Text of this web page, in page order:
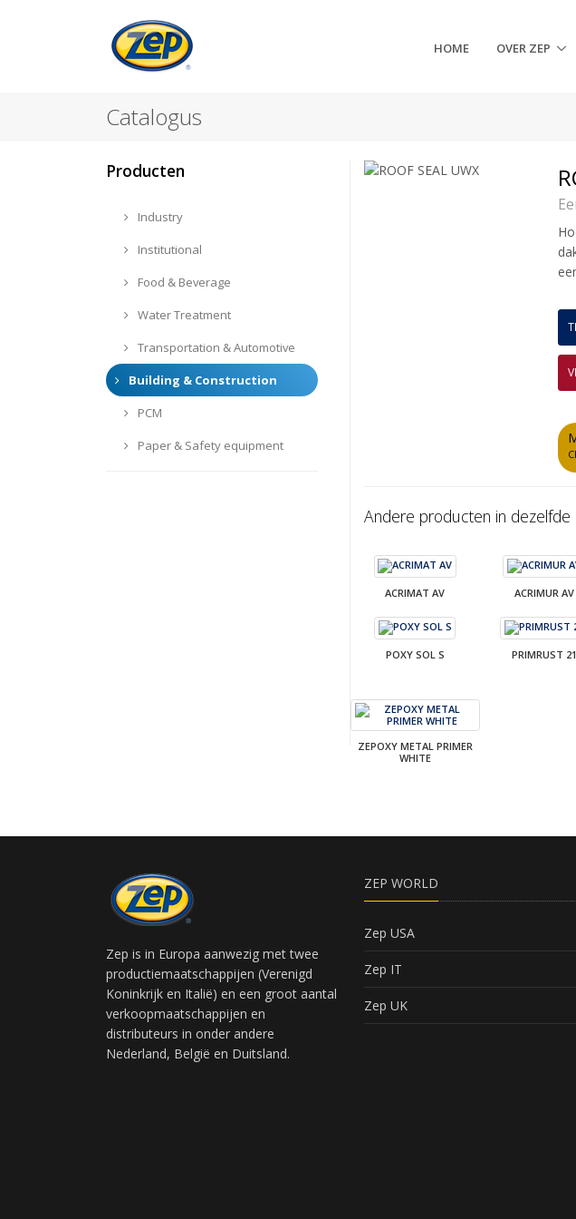
HOME OVER ZEP
Catalogus
Andere producten in dezelfde
ACRIMAT AV ACRIMUR AV
POXY SOL S PRIMRUST 21
ZEPOXY METAL PRIMER
WHITE
Producten
Industry
Institutional
Food & Beverage
Water Treatment
Transportation & Automotive
Building & Construction
PCM
Paper & Safety equipment
Zep is in Europa aanwezig met twee
productiemaatschappijen (Verenigd
Koninkrijk en Italië) en een groot aantal
verkoopmaatschappijen en
distributeurs in onder andere
Nederland, België en Duitsland.
ZEP WORLD
Zep USA
Zep IT
Zep UK